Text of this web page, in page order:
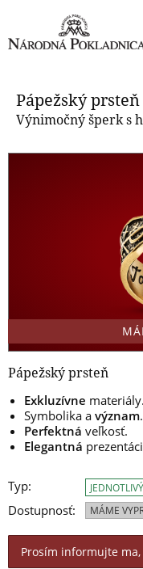
Pápežský prsteň
Výnimočný šperk s
Pápežský prsteň
Exkluzívne materiály.
Symbolika a význam.
Perfektná veľkosť.
Elegantná
Typ:
Dostupnosť:
MÁME
Prosím informujte